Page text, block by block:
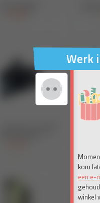
Werk
kom
een e-
winkel